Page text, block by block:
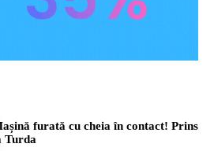
furată cu cheia în contact! Prins
Turda